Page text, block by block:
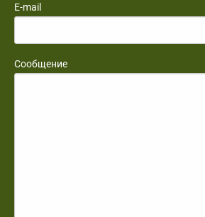
E-mail
Сообщение